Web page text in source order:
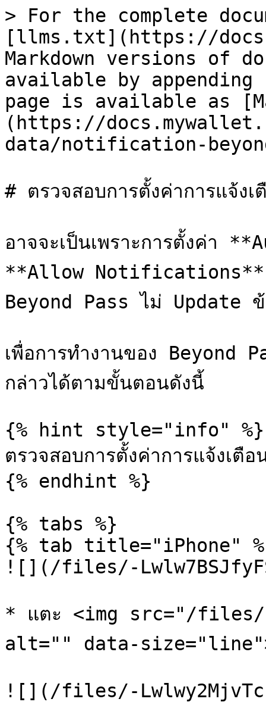
> For the complete
[llms.txt](https://
Markdown versions of
available by
page is available as
(https://
data/notification-
# ตรวจสอบการตั้งค่าการแจ้ง
อาจจะเป็นเพราะการตั้งค่า
**Allow Notifications** ข
Beyond Pass ไม่ Update ข้
เพื่อการทำงานของ Beyond
กล่าวได้ตามขั้นตอนดังนี้
{% hint style="info" %}
ตรวจสอบการตั้งค่าการแจ้งเตื
{% endhint %}
{% tabs %}
{% tab title="iPhone"
![](/files/-
* แตะ <img src="/files/-
alt="" data-size="line">เ
![](/files/-